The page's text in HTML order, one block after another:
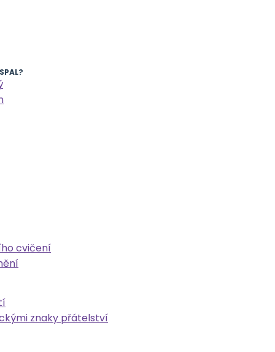
cvičení
znaky přátelství